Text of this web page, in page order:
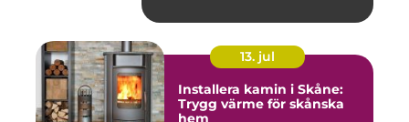
13. jul
Installera kamin i Skåne:
Trygg värme för skånska
hem